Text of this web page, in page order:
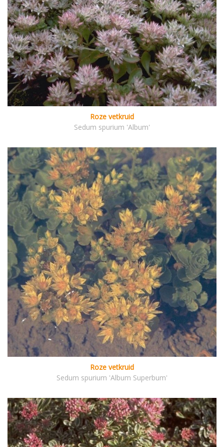
Roze vetkruid
Sedum spurium 'Album'
Roze vetkruid
Sedum spurium 'Album Superbum'